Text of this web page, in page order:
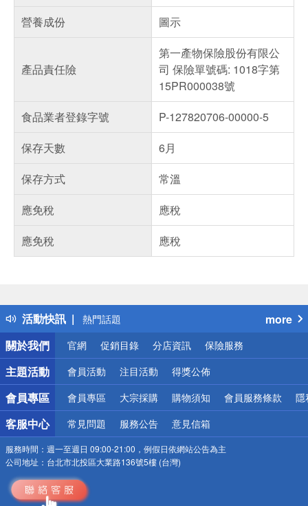
營養成份
圖示
產品責任險
第一產物保險股份有限公
司 保險單號碼: 1018字第
15PR000038號
食品業者登錄字號
P-127820706-00000-5
保存天數
6月
保存方式
常溫
應免稅
應稅
應免稅
應稅
活動快訊
得獎公告
熱門話題
銀行優惠
偏遠地區配送
詐騙網頁！請小心！
more
關於我們
官網 促銷目錄 分店資訊 保險服務
主題活動 會員活動 注目活動 得獎公佈
會員專區 會員專區 大宗採購 購物須知 會員服務條款 隱
客服中心 常見問題 服務公告 意見信箱
服務時間： 週一至週日 09:00-21:00，例假日依網站公告為主
公司地址： 台北市北投區大業路136號5樓 (台灣)